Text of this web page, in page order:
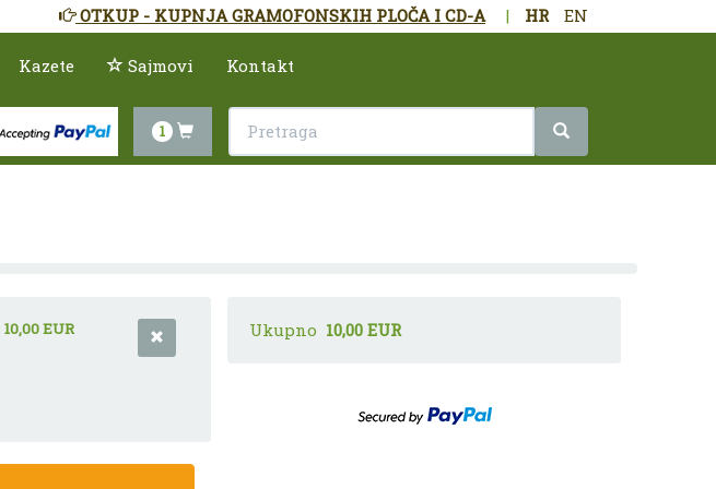
HR EN
|
OTKUP - KUPNJA GRAMOFONSKIH PLOČA I CD-A
Kazete Sajmovi Kontakt
1
10,00 EUR Ukupno 10,00 EUR